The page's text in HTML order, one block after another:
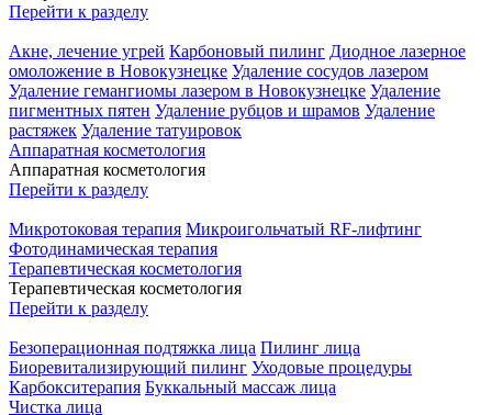
Перейти к разделу
Акне, лечение угрей Карбоновый пилинг Диодное лазерное
омоложение в Новокузнецке Удаление сосудов лазером
Удаление гемангиомы лазером в Новокузнецке Удаление
пигментных пятен Удаление рубцов и шрамов Удаление
растяжек Удаление татуировок
Аппаратная косметология
Аппаратная косметология
Перейти к разделу
Микротоковая терапия Микроигольчатый RF-лифтинг
Фотодинамическая терапия
Терапевтическая косметология
Терапевтическая косметология
Перейти к разделу
Безоперационная подтяжка лица Пилинг лица
Биоревитализирующий пилинг Уходовые процедуры
Карбокситерапия Буккальный массаж лица
Чистка лица